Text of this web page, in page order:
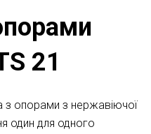
21
з опорами з нержавіючої
один для одного